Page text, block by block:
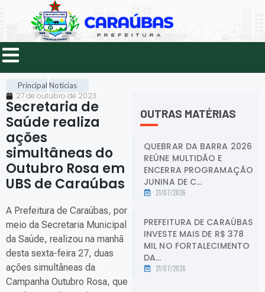
Principal Notícias
27 de outubro de 2023
Secretaria de
Saúde realiza
ações
simultâneas do
Outubro Rosa em
UBS de Caraúbas
A Prefeitura de Caraúbas, por
meio da Secretaria Municipal
da Saúde, realizou na manhã
desta sexta-feira 27, duas
ações simultâneas da
Campanha Outubro Rosa, que
OUTRAS MATÉRIAS
QUEBRAR DA BARRA 2026
REÚNE MULTIDÃO E
ENCERRA PROGRAMAÇÃO
JUNINA DE C...
21/07/2026
PREFEITURA DE CARAÚBAS
INVESTE MAIS DE R$ 378
MIL NO FORTALECIMENTO
DA...
21/07/2026